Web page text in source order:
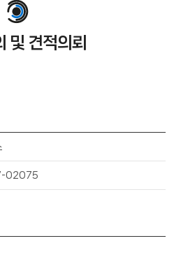
및 견적의뢰
02075